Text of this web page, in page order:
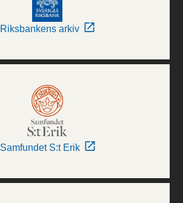
Riksbankens arkiv
Samfundet S:t Erik